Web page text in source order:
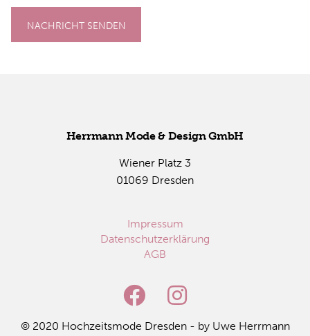
NACHRICHT SENDEN
Herr­mann Mode & De­sign GmbH
Wie­ner Platz 3
01069 Dres­den
Impressum
Datenschutzerklärung
AGB
© 2020 Hoch­zeits­mo­de Dres­den - by Uwe Herr­mann